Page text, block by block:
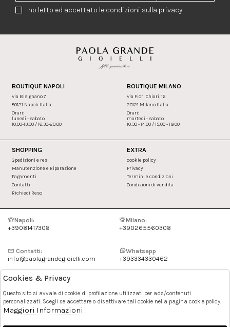
ho letto ed accettato le condizioni sulla privacy.
BOUTIQUE NAPOLI
Via Bisignano 7
80121 Napoli Italia
Orari:
lunedì - sabato
10:00-13:30 / 16:30-20:00
BOUTIQUE MILANO
Via Fiori Chiari, 16
20121 Milano Italia
Orari:
martedi - sabato
10.30 - 14.00 / 15.00 - 19.00
SHOPPING
Spedizioni e resi
Manutenzione e Riparazione
Pagamenti
Contatti
Richiedi Reso
EXTRA
cookie policy
Privacy
Termini e condizioni
Condizioni di vendita
Napoli:
+39081417308
Milano:
+390265560308
Contatti:
info@paolagrandegioielli.com
Whatsapp
+393334330462
Instagram
Pinterest
Cookies & Privacy
Questo sito si avvale di cookie di profilazione utilizzati per ads/contenuti
personalizzati. Scegli se accettare o disattivare tali cookie nella pagina cookie policy.
Maggiori Informazioni